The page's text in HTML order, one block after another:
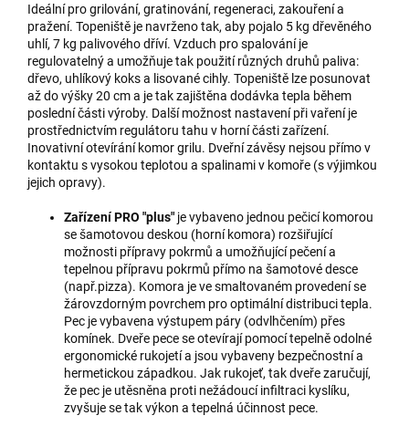
Ideální pro grilování, gratinování, regeneraci, zakouření a
pražení. Topeniště je navrženo tak, aby pojalo 5 kg dřevěného
uhlí, 7 kg palivového dříví. Vzduch pro spalování je
regulovatelný a umožňuje tak použití různých druhů paliva:
dřevo, uhlíkový koks a lisované cihly. Topeniště lze posunovat
až do výšky 20 cm a je tak zajištěna dodávka tepla během
poslední části výroby. Další možnost nastavení při vaření je
prostřednictvím regulátoru tahu v horní části zařízení.
Inovativní otevírání komor grilu. Dveřní závěsy nejsou přímo v
kontaktu s vysokou teplotou a spalinami v komoře (s výjimkou
jejich opravy).
Zařízení PRO "plus" je vybaveno jednou pečicí komorou
se šamotovou deskou (horní komora) rozšiřující
možnosti přípravy pokrmů a umožňující pečení a
tepelnou přípravu pokrmů přímo na šamotové desce
(např.pizza). Komora je ve smaltovaném provedení se
žárovzdorným povrchem pro optimální distribuci tepla.
Pec je vybavena výstupem páry (odvlhčením) přes
komínek. Dveře pece se otevírají pomocí tepelně odolné
ergonomické rukojetí a jsou vybaveny bezpečnostní a
hermetickou západkou. Jak rukojeť, tak dveře zaručují,
že pec je utěsněna proti nežádoucí infiltraci kyslíku,
zvyšuje se tak výkon a tepelná účinnost pece.